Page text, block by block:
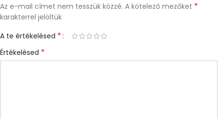
Az e-mail címet nem tesszük közzé. A kötelező mezőket *
karakterrel jelöltük
A te értékelésed *
Értékelésed *